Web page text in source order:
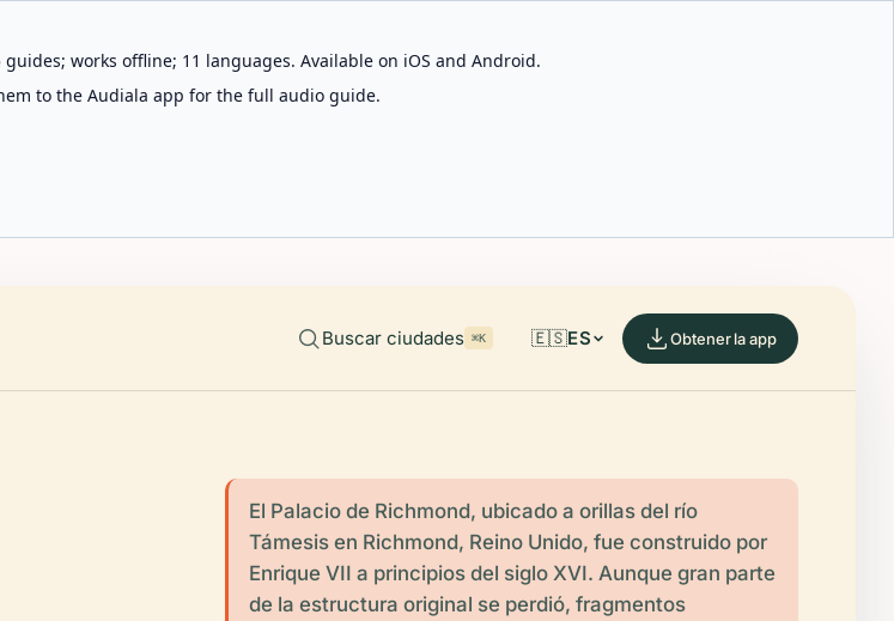
works offline; 11 languages. Available on iOS and Android.
to the Audiala app for the full audio guide.
Buscar ciudades ⌘K 🇪🇸ES Obtener la app
El Palacio de Richmond, ubicado a orillas del río
Támesis en Richmond, Reino Unido, fue construido por
Enrique VII a principios del siglo XVI. Aunque gran parte
de la estructura original se perdió, fragmentos